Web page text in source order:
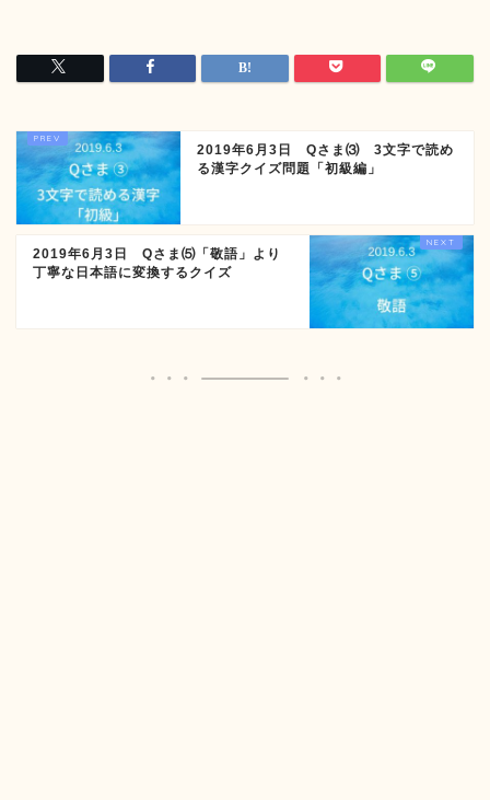
2019年6月3日 Qさま⑶ 3文字で読め
る漢字クイズ問題「初級編」
2019年6月3日 Qさま⑸「敬語」より
丁寧な日本語に変換するクイズ